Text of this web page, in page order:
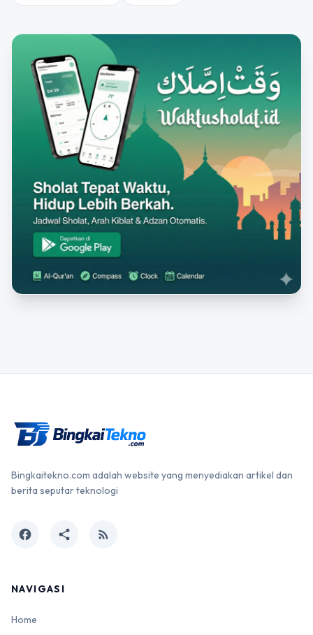
Bingkaitekno.com adalah website yang menyediakan artikel dan
berita seputar teknologi
facebook share rss_feed
NAVIGASI
Home